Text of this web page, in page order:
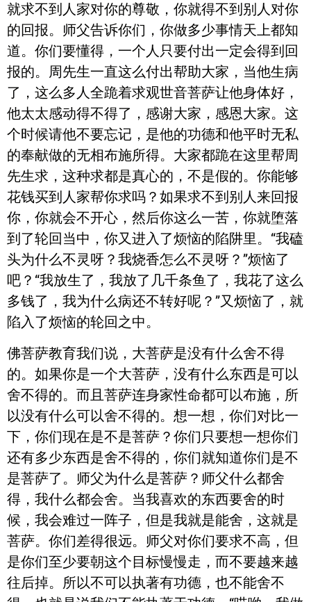
就求不到人家对你的尊敬，你就得不到别人对你
的回报。师父告诉你们，你做多少事情天上都知
道。你们要懂得，一个人只要付出一定会得到回
报的。周先生一直这么付出帮助大家，当他生病
了，这么多人全跪着求观世音菩萨让他身体好，
他太太感动得不得了，感谢大家，感恩大家。这
个时候请他不要忘记，是他的功德和他平时无私
的奉献做的无相布施所得。大家都跪在这里帮周
先生求，这种求都是真心的，不是假的。你能够
花钱买到人家帮你求吗？如果求不到别人来回报
你，你就会不开心，然后你这么一苦，你就堕落
到了轮回当中，你又进入了烦恼的陷阱里。“我磕
头为什么不灵呀？我烧香怎么不灵呀？”烦恼了
吧？“我放生了，我放了几千条鱼了，我花了这么
多钱了，我为什么病还不转好呢？”又烦恼了，就
陷入了烦恼的轮回之中。
佛菩萨教育我们说，大菩萨是没有什么舍不得
的。如果你是一个大菩萨，没有什么东西是可以
舍不得的。而且菩萨连身家性命都可以布施，所
以没有什么可以舍不得的。想一想，你们对比一
下，你们现在是不是菩萨？你们只要想一想你们
还有多少东西是舍不得的，你们就知道你们是不
是菩萨了。师父为什么是菩萨？师父什么都舍
得，我什么都会舍。当我喜欢的东西要舍的时
候，我会难过一阵子，但是我就是能舍，这就是
菩萨。你们差得很远。师父对你们要求不高，但
是你们至少要朝这个目标慢慢走，而不要越来越
往后掉。所以不可以执著有功德，也不能舍不